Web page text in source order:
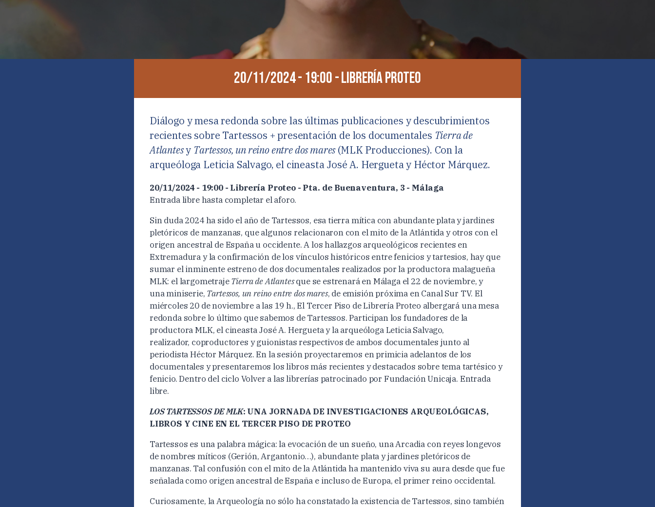
20/11/2024 - 19:00 - Librería Proteo
Diálogo y mesa redonda sobre las últimas publicaciones y descubrimientos
recientes sobre Tartessos + presentación de los documentales Tierra de
Atlantesy Tartessos, un reino entre dos mares(MLK Producciones). Con la
arqueóloga Leticia Salvago, el cineasta José A. Hergueta y Héctor Márquez.
20/11/2024 - 19:00 - Librería Proteo - Pta. de Buenaventura, 3 - Málaga
Entrada libre hasta completar el aforo.
Sin duda 2024 ha sido el año de Tartessos, esa tierra mítica con abundante plata y jardines
pletóricos de manzanas, que algunos relacionaron con el mito de la Atlántida y otros con el
origen ancestral de España u occidente. A los hallazgos arqueológicos recientes en
Extremadura y la confirmación de los vínculos históricos entre fenicios y tartesios, hay que
sumar el inminente estreno de dos documentales realizados por la productora malagueña
MLK: el largometrajeTierra de Atlantesque se estrenará en Málaga el 22 de noviembre, y
una miniserie, Tartessos, un reino entre dos mares, de emisión próxima en Canal Sur TV. El
miércoles 20 de noviembre a las 19 h., El Tercer Piso de Librería Proteo albergará una mesa
redonda sobre lo último que sabemos de Tartessos. Participan los fundadores de la
productora MLK, el cineasta José A. Hergueta y la arqueóloga Leticia Salvago,
realizador, coproductores y guionistas respectivos de ambos documentales junto al
periodista Héctor Márquez. En la sesión proyectaremos en primicia adelantos de los
documentales y presentaremos los libros más recientes y destacados sobre tema tartésico y
fenicio. Dentro del ciclo Volver a las librerías patrocinado por Fundación Unicaja. Entrada
libre.
LOS TARTESSOS DE MLK: UNA JORNADA DE INVESTIGACIONES ARQUEOLÓGICAS,
LIBROS Y CINE EN EL TERCER PISO DE PROTEO
Tartessos es una palabra mágica: la evocación de un sueño, una Arcadia con reyes longevos
de nombres míticos (Gerión, Argantonio…), abundante plata y jardines pletóricos de
manzanas. Tal confusión con el mito de la Atlántida ha mantenido viva su aura desde que fue
señalada como origen ancestral de España e incluso de Europa, el primer reino occidental.
Curiosamente, la Arqueología no sólo ha constatado la existencia de Tartessos, sino también